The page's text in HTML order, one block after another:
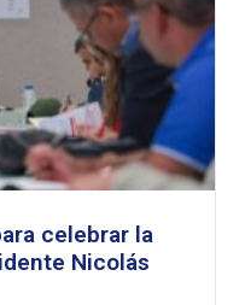
celebrar la
Nicolás